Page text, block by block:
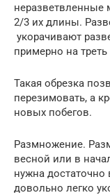
неразветвленные
2/3 их длины.
укорачивают
примерно на
Такая обрезка
перезимовать, а
новых побегов.
Размножение.
весной или в
нужна достаточно
довольно легко